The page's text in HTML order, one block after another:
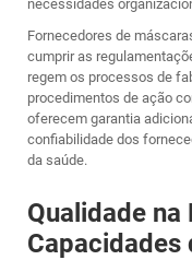
necessidades
Fornecedores de
cumprir as
regem os processos de
procedimentos de ação
oferecem garantia
confiabilidade dos
da saúde.
Qualidade na
Capacidades